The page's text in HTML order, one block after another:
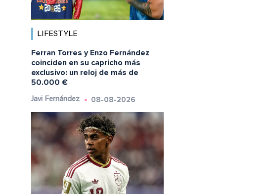
LIFESTYLE
Ferran Torres y Enzo Fernández
coinciden en su capricho más
exclusivo: un reloj de más de
50.000 €
Javi Fernández 08-08-2026